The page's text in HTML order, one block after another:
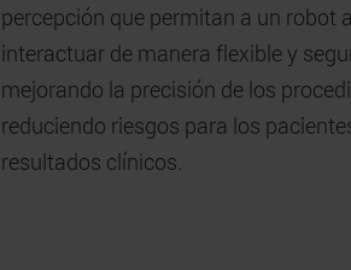
percepción que permitan a un robot
interactuar de manera flexible y
mejorando la precisión de los
reduciendo riesgos para los
resultados clínicos.